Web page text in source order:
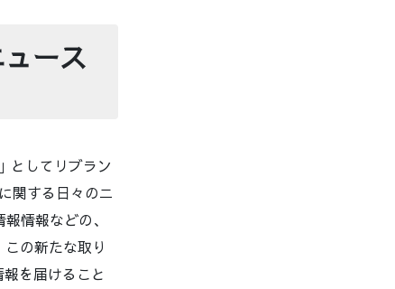
ース
としてリブラン
関する日々のニ
情報などの、
の新たな取り
を届けること